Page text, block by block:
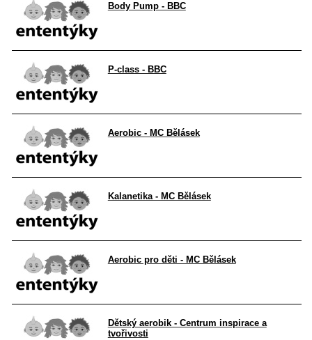
Body Pump - BBC
P-class - BBC
Aerobic - MC Bělásek
Kalanetika - MC Bělásek
Aerobic pro děti - MC Bělásek
Dětský aerobik - Centrum inspirace a
tvořivosti